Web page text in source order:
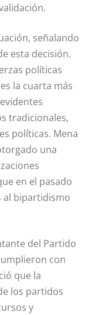
señalando
esta decisión.
políticas
la cuarta más
tradicionales,
políticas. Mena
una
en el pasado
al bipartidismo
del Partido
con
que la
los partidos
y